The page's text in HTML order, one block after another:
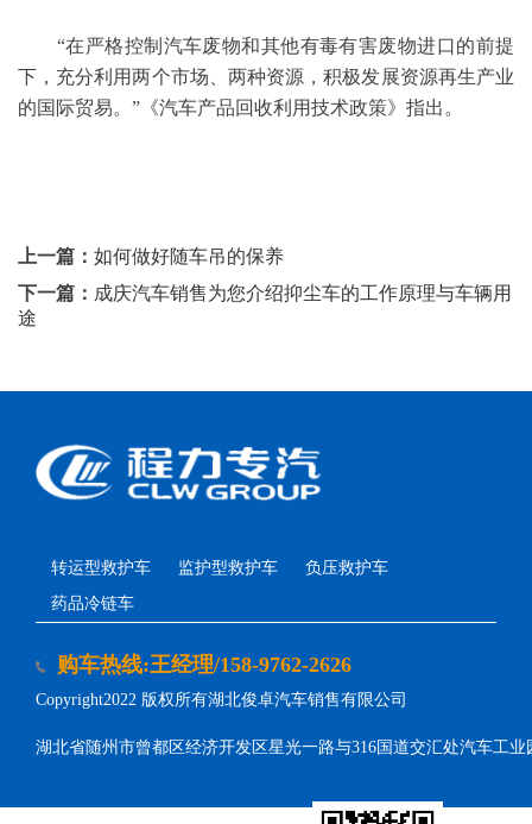
“在严格控制汽车废物和其他有毒有害废物进口的前提
下，充分利用两个市场、两种资源，积极发展资源再生产业
的国际贸易。”《汽车产品回收利用技术政策》指出。
上一篇： 如何做好随车吊的保养
下一篇： 成庆汽车销售为您介绍抑尘车的工作原理与车辆用
途
转运型救护车 监护型救护车
负压救护车
药品冷链车
购车热线:王经理/158-9762-2626
Copyright2022 版权所有湖北俊卓汽车销售有限公司
湖北省随州市曾都区经济开发区星光一路与316国道交汇处汽车工